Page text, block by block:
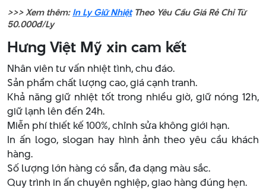
>>> Xem thêm:In Ly Giữ NhiệtTheo Yêu Cầu Giá Rẻ Chỉ Từ
50.000đ/Ly
Hưng Việt Mỹ xin cam kết
Nhân viên tư vấn nhiệt tình, chu đáo.
Sản phẩm chất lượng cao, giá cạnh tranh.
Khả năng giữ nhiệt tốt trong nhiều giờ, giữ nóng 12h,
giữ lạnh lên đến 24h.
Miễn phí thiết kế 100%, chỉnh sửa không giới hạn.
In ấn logo, slogan hay hình ảnh theo yêu cầu khách
hàng.
Số lượng lớn hàng có sẵn, đa dạng màu sắc.
Quy trình in ấn chuyên nghiệp, giao hàng đúng hẹn.